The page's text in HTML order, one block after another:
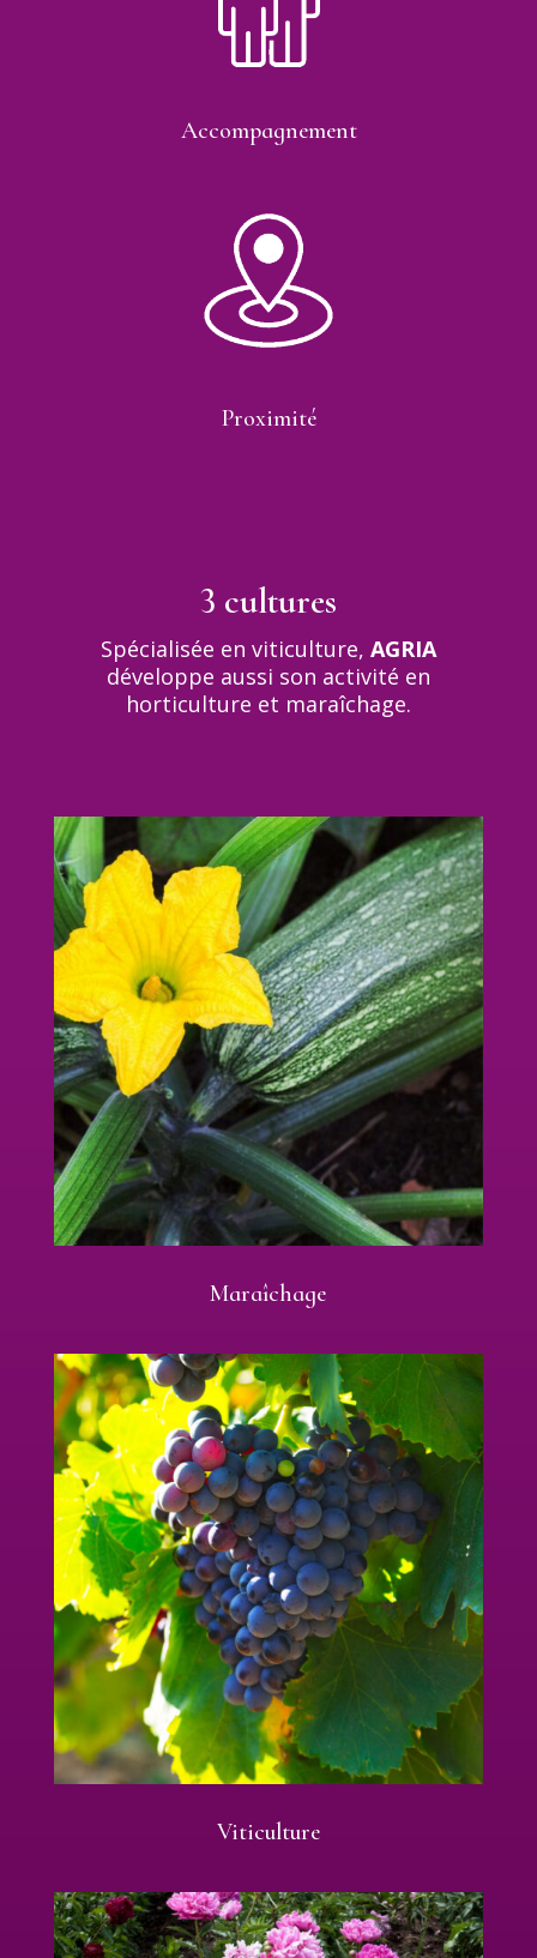
Accompagnement
Proximité
3 cultures
Spécialisée en viticulture, AGRIA
développe aussi son activité en
horticulture et maraîchage.
Maraîchage
Viticulture